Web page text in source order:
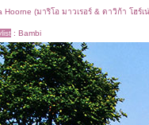
Hoorne (มาริโอ มาวเรอร์ & ดาวิก้า โฮร์เ
: Bambi